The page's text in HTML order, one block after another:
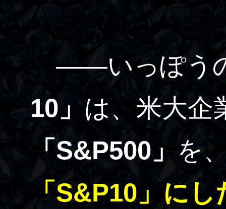
――いっぽう
10」 は、米大企
「S&P500」 を
「S&P10」に